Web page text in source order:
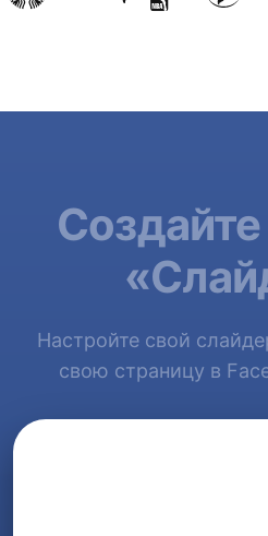
Настройте свой
свою страницу в